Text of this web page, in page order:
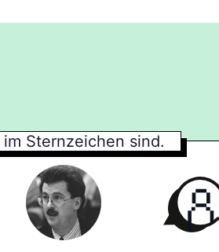
im Sternzeichen sind.